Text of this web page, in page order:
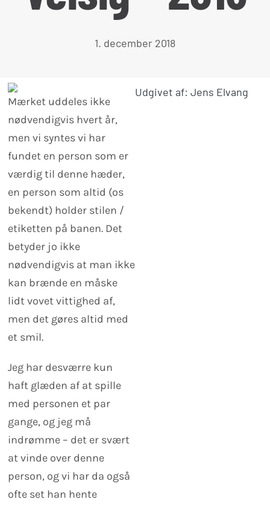
1. december 2018
Mærket uddeles ikke
nødvendigvis hvert år,
men vi syntes vi har
fundet en person som er
værdig til denne hæder,
en person som altid (os
bekendt) holder stilen /
etiketten på banen. Det
betyder jo ikke
nødvendigvis at man ikke
kan brænde en måske
lidt vovet vittighed af,
men det gøres altid med
et smil.
Jeg har desværre kun
haft glæden af at spille
med personen et par
gange, og jeg må
indrømme – det er svært
at vinde over denne
person, og vi har da også
ofte set han hente
Udgivet af: Jens Elvang